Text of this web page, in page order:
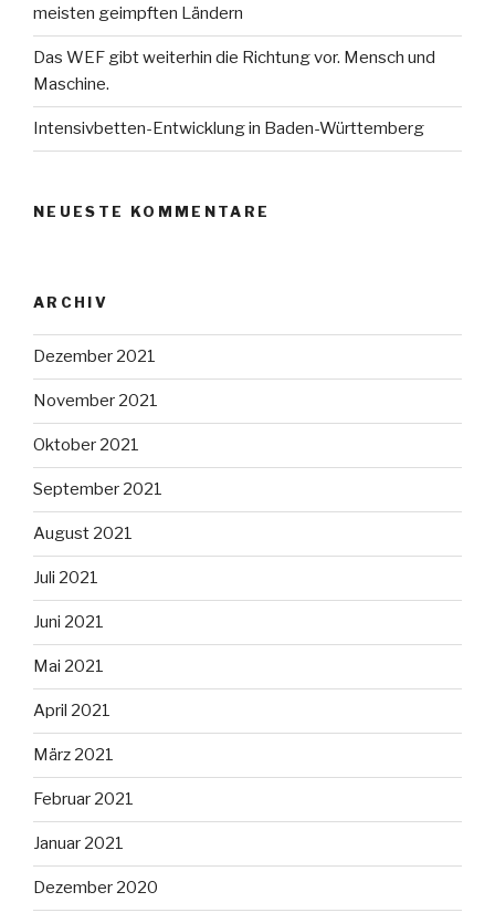
meisten geimpften Ländern
Das WEF gibt weiterhin die Richtung vor. Mensch und
Maschine.
Intensivbetten-Entwicklung in Baden-Württemberg
NEUESTE KOMMENTARE
ARCHIV
Dezember 2021
November 2021
Oktober 2021
September 2021
August 2021
Juli 2021
Juni 2021
Mai 2021
April 2021
März 2021
Februar 2021
Januar 2021
Dezember 2020